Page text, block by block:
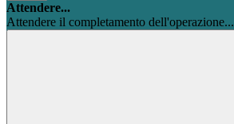
Attendere...
Attendere il completamento dell'operazione...